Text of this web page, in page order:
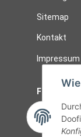
Sitemap
Kontakt
Impressum
Follow Us